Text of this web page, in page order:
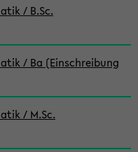
/ B.Sc.
/ Ba (Einschreibung
/ M.Sc.